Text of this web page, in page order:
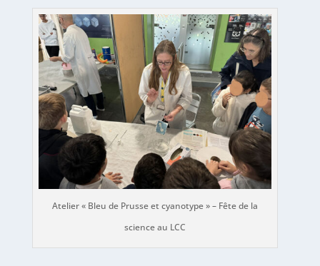
Atelier « Bleu de Prusse et cyanotype » – Fête de la
science au LCC